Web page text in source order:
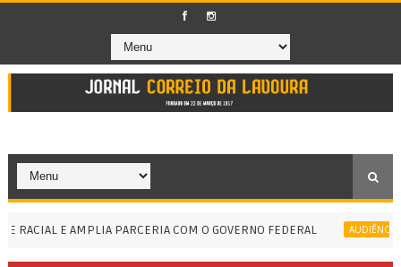
E AMPLIA PARCERIA COM O GOVERNO FEDERAL AUDIÊNCIA